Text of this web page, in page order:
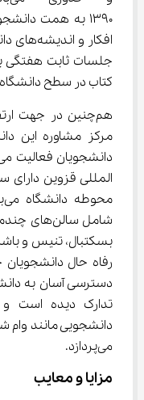
1390 به همت
جلسات ثابت هفتگی
کتاب در سطح دانشگاه و
هم‌چنین در جهت
مرکز مشاوره این
شامل
بسکتبال، تنیس و
رفاه حال
می‌پردازد.
مزایا و معایب